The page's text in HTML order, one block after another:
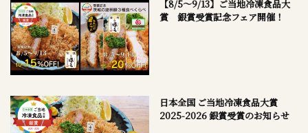
【8/5～9/13】ご当地冷凍食品大
賞 銀賞受賞記念フェア開催！
日本全国 ご当地冷凍食品大賞
2025-2026 銀賞受賞のお知らせ